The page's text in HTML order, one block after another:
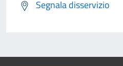
Segnala disservizio